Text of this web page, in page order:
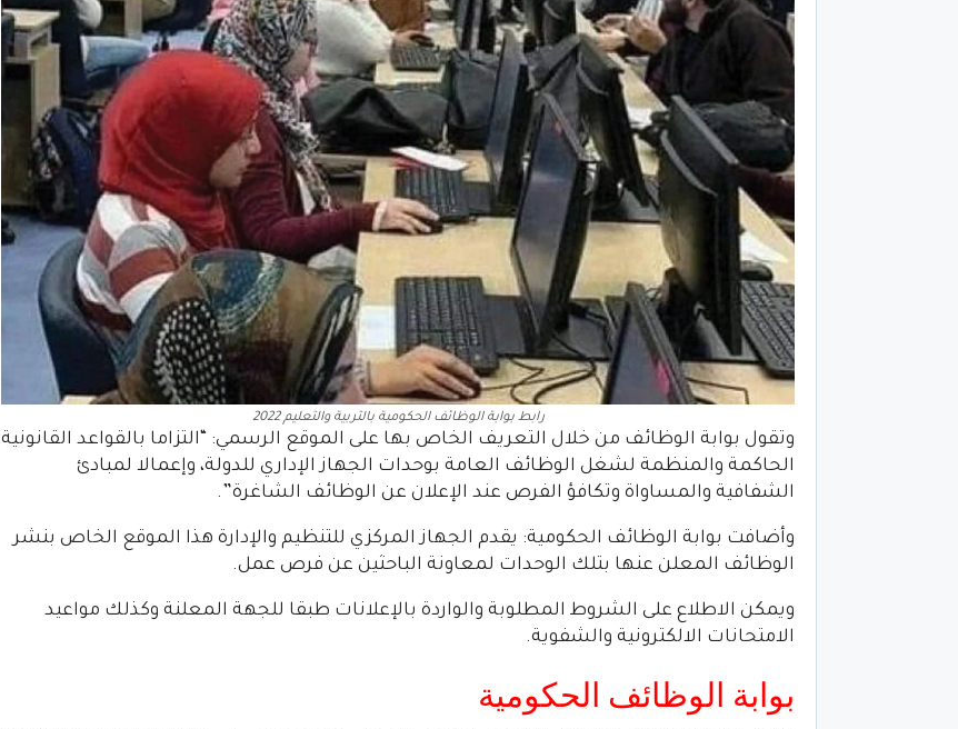
رابط بوابة الوظائف الحكومية بالتربية والتعليم 2022
وتقول بوابة الوظائف من خلال التعريف الخاص بها على الموقع الرسمي: “التزاما بالقواعد القانونية
الحاكمة والمنظمة لشغل الوظائف العامة بوحدات الجهاز الإداري للدولة، وإعمالا لمبادئ
الشفافية والمساواة وتكافؤ الفرص عند الإعلان عن الوظائف الشاغرة”.
وأضافت بوابة الوظائف الحكومية: يقدم الجهاز المركزي للتنظيم والإدارة هذا الموقع الخاص بنشر
الوظائف المعلن عنها بتلك الوحدات لمعاونة الباحثين عن فرص عمل.
ويمكن الاطلاع على الشروط المطلوبة والواردة بالإعلانات طبقا للجهة المعلنة وكذلك مواعيد
الامتحانات الالكترونية والشفوية.
بوابة الوظائف الحكومية